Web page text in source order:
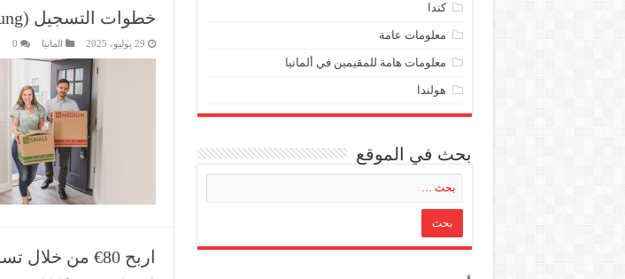
خطوات التسجيل (Anmeldung) في ألمانيا: دليل شامل للمغتربين
29 يوليو، 2025 المانيا 0
اربح 80€ من خلال تسجيلك على بطاقة ماستركارد بدون رسوم سنوية
كندا
معلومات عامة
معلومات هامة للمقيمين في ألمانيا
هولندا
بحث في الموقع